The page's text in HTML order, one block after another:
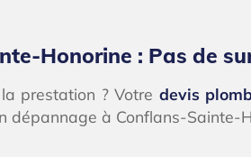
Honorine : Pas de
prestation ? Votre devis
dépannage à Conflans-Sainte-